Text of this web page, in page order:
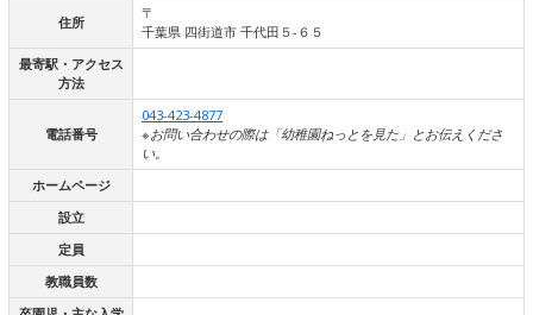
住所
〒
千葉県 四街道市 千代田５-６５
最寄駅・アクセス
方法
電話番号
043-423-4877
※お問い合わせの際は「幼稚園ねっとを見た」とお伝えくださ
い。
ホームページ
設立
定員
教職員数